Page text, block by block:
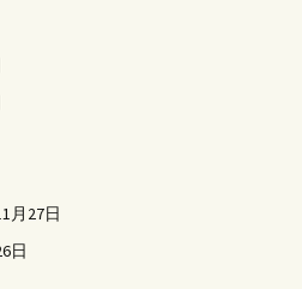
月27日
日